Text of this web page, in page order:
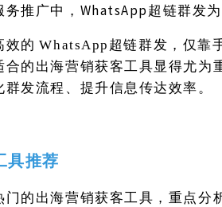
推广中，WhatsApp超链群发
效的 WhatsApp超链群发，仅靠
合的出海营销获客工具显得尤为
发流程、提升信息传达效率。
具推荐
门的出海营销获客工具，重点分